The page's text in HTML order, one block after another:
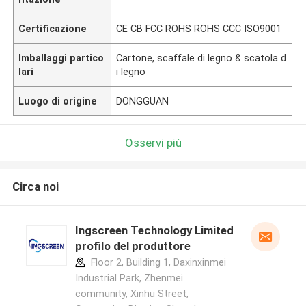
Certificazione CE CB FCC ROHS ROHS CCC ISO9001
Imballaggi partico
lari
Cartone, scaffale di legno & scatola d
i legno
Luogo di origine DONGGUAN
Osservi più
Circa noi
Ingscreen Technology Limited
profilo del produttore
Floor 2, Building 1, Daxinxinmei
Industrial Park, Zhenmei
community, Xinhu Street,